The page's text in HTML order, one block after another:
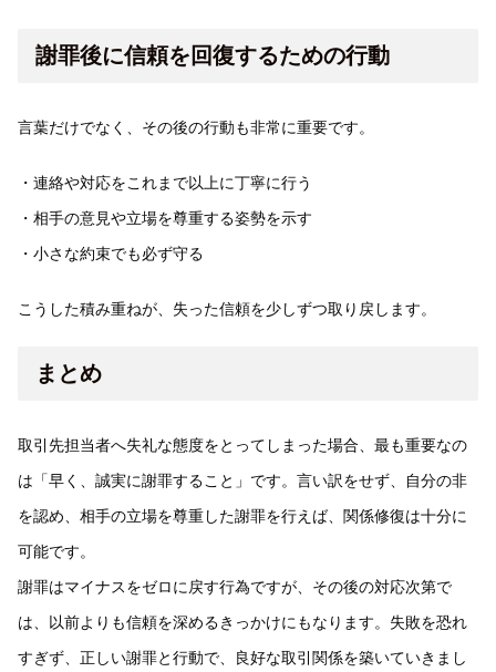
謝罪後に信頼を回復するための行動
言葉だけでなく、その後の行動も非常に重要です。
・連絡や対応をこれまで以上に丁寧に行う
・相手の意見や立場を尊重する姿勢を示す
・小さな約束でも必ず守る
こうした積み重ねが、失った信頼を少しずつ取り戻します。
まとめ
取引先担当者へ失礼な態度をとってしまった場合、最も重要なの
は「早く、誠実に謝罪すること」です。言い訳をせず、自分の非
を認め、相手の立場を尊重した謝罪を行えば、関係修復は十分に
可能です。
謝罪はマイナスをゼロに戻す行為ですが、その後の対応次第で
は、以前よりも信頼を深めるきっかけにもなります。失敗を恐れ
すぎず、正しい謝罪と行動で、良好な取引関係を築いていきまし